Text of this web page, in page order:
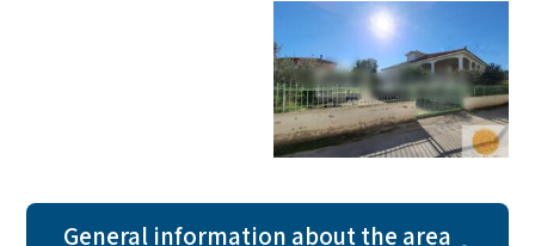
General information about the area